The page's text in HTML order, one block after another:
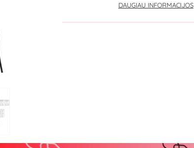
DAUGIAU INFORMACIJOS